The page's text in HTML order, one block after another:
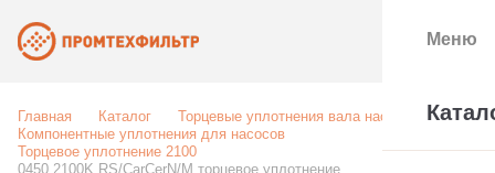
Главная Каталог
Торцевые уплотнения вала насоса
Компонентные уплотнения для насосов
Торцевое уплотнение 2100
0450 2100K RS/CarCerN/M торцевое уплотнение
Меню